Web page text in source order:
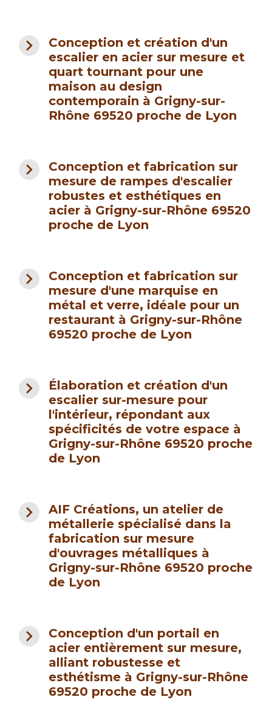
navigate_next
Conception et création d'un
escalier en acier sur mesure et
quart tournant pour une
maison au design
contemporain à Grigny-sur-
Rhône 69520 proche de Lyon
navigate_next
Conception et fabrication sur
mesure de rampes d'escalier
robustes et esthétiques en
acier à Grigny-sur-Rhône 69520
proche de Lyon
navigate_next
Conception et fabrication sur
mesure d'une marquise en
métal et verre, idéale pour un
restaurant à Grigny-sur-Rhône
69520 proche de Lyon
navigate_next
Élaboration et création d'un
escalier sur-mesure pour
l'intérieur, répondant aux
spécificités de votre espace à
Grigny-sur-Rhône 69520 proche
de Lyon
navigate_next
AIF Créations, un atelier de
métallerie spécialisé dans la
fabrication sur mesure
d'ouvrages métalliques à
Grigny-sur-Rhône 69520 proche
de Lyon
navigate_next
Conception d'un portail en
acier entièrement sur mesure,
alliant robustesse et
esthétisme à Grigny-sur-Rhône
69520 proche de Lyon